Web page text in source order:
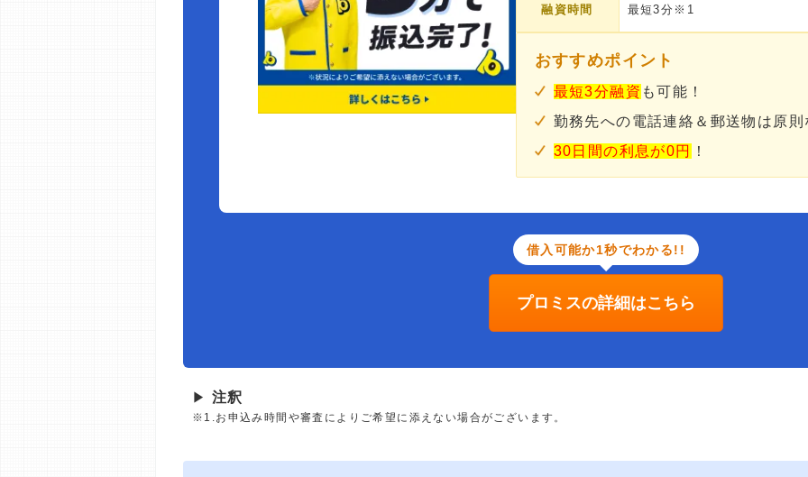
融資時間 最短3分※1
おすすめポイント
最短3分融資 も可能！
勤務先への電話連絡＆郵送物は原則
30日間の利息が0円
！
借入可能か1秒でわかる!!
プロミスの詳細はこちら
▶ 注釈
※1.お申込み時間や審査によりご希望に添えない場合がございます。